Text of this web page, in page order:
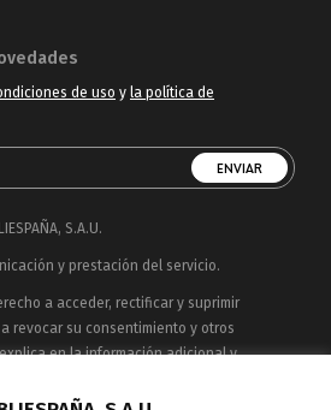
de uso y la política de
S.A.U.
y prestación del servicio.
a acceder, rectificar y suprimir
revocar su consentimiento y otros
en la información adicional y